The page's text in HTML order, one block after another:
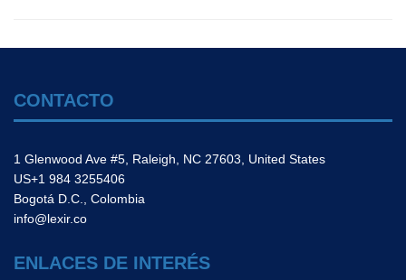
CONTACTO
1 Glenwood Ave #5, Raleigh, NC 27603, United States
US+1 984 3255406
Bogotá D.C., Colombia
info@lexir.co
ENLACES DE INTERÉS